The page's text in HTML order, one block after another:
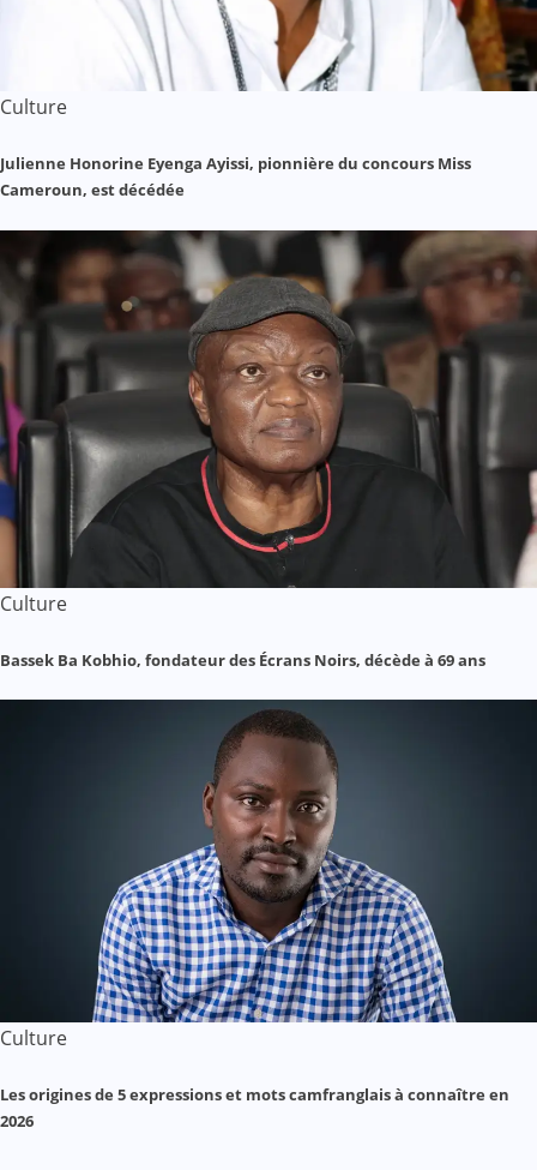
Culture
Julienne Honorine Eyenga Ayissi, pionnière du concours Miss
Cameroun, est décédée
Culture
Bassek Ba Kobhio, fondateur des Écrans Noirs, décède à 69 ans
Culture
Les origines de 5 expressions et mots camfranglais à connaître en
2026